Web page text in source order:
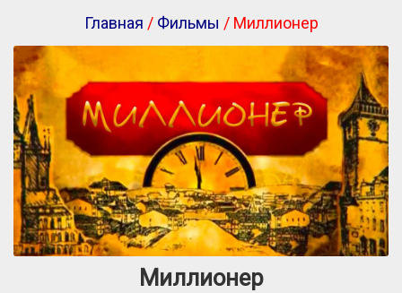
Главная / Фильмы / Миллионер
Миллионер